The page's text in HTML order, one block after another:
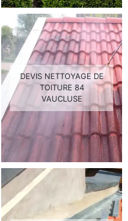
DEVIS NETTOYAGE DE
TOITURE 84
VAUCLUSE